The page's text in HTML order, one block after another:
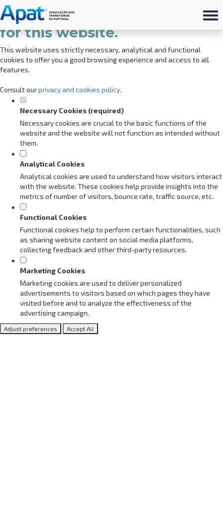
Set your cookie preferences
for this website.
This website uses strictly necessary, analytical and functional
cookies to offer you a good browsing experience and access to all
features.
Consult ourprivacy and cookies policy.
Necessary Cookies (required)
Necessary cookies are crucial to the basic functions of the
website and the website will not function as intended without
them.
Analytical Cookies
Analytical cookies are used to understand how visitors interact
with the website. These cookies help provide insights into the
metrics of number of visitors, bounce rate, traffic source, etc.
Functional Cookies
Functional cookies help to perform certain functionalities, such
as sharing website content on social media platforms,
collecting feedback and other third-party resources.
Marketing Cookies
Marketing cookies are used to deliver personalized
advertisements to visitors based on which pages they have
visited before and to analyze the effectiveness of the
advertising campaign.
Adjust preferences Accept All